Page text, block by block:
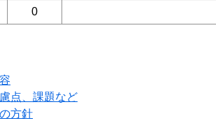
0
点、課題など
方針